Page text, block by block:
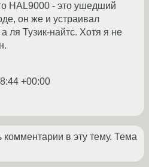
HAL9000 - это ушедший
он же и устраивал
ля Тузик-найтс. Хотя я не
+00:00
в эту тему. Тема